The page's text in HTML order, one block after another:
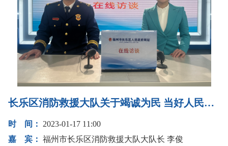
长乐区消防救援大队关于竭诚为民 当好人民群众的“守夜人”的访谈
时 间：
2023-01-17 11:00
嘉 宾： 福州市长乐区消防救援大队大队长 李俊